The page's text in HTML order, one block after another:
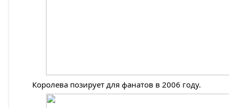
Королева позирует для фанатов в 2006 году.